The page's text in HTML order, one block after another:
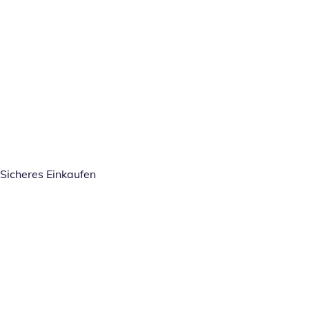
Sicheres Einkaufen